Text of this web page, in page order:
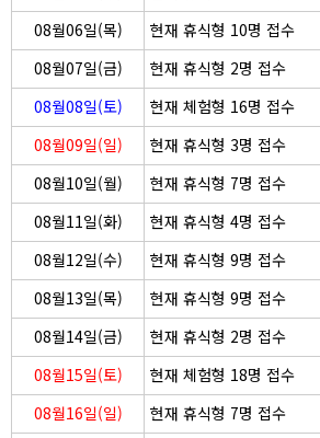
08월06일(목)
현재 휴식형 10명 접수
08월07일(금)
현재 휴식형 2명 접수
08월08일(토)
현재 체험형 16명 접수
08월09일(일)
현재 휴식형 3명 접수
08월10일(월)
현재 휴식형 7명 접수
08월11일(화)
현재 휴식형 4명 접수
08월12일(수)
현재 휴식형 9명 접수
08월13일(목)
현재 휴식형 9명 접수
08월14일(금)
현재 휴식형 2명 접수
08월15일(토)
현재 체험형 18명 접수
08월16일(일)
현재 휴식형 7명 접수